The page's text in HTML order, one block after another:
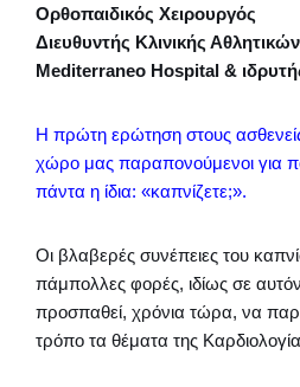
Ορθοπαιδικός Χειρουργός
Διευθυντής Κλινικής
Mediterraneo Hospital &
Η πρώτη ερώτηση στους
χώρο μας παραπονούμενοι για
πάντα η ίδια: «καπνίζετε;».
Οι βλαβερές συνέπειες του
πάμπολλες φορές, ιδίως σε
προσπαθεί, χρόνια τώρα, να
τρόπο τα θέματα της